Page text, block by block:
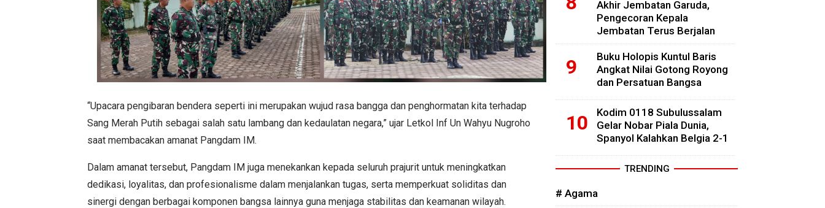
“Upacara pengibaran bendera seperti ini merupakan wujud rasa bangga dan penghormatan kita terhadap
Sang Merah Putih sebagai salah satu lambang dan kedaulatan negara,” ujar Letkol Inf Un Wahyu Nugroho
saat membacakan amanat Pangdam IM.
Dalam amanat tersebut, Pangdam IM juga menekankan kepada seluruh prajurit untuk meningkatkan
dedikasi, loyalitas, dan profesionalisme dalam menjalankan tugas, serta memperkuat soliditas dan
sinergi dengan berbagai komponen bangsa lainnya guna menjaga stabilitas dan keamanan wilayah.
Akhir Jembatan Garuda,
Pengecoran Kepala
Jembatan Terus Berjalan
Buku Holopis Kuntul Baris
Angkat Nilai Gotong Royong
dan Persatuan Bangsa
Kodim 0118 Subulussalam
Gelar Nobar Piala Dunia,
Spanyol Kalahkan Belgia 2-1
TRENDING
# Agama